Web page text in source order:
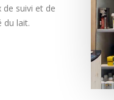
suivi et de
du lait.